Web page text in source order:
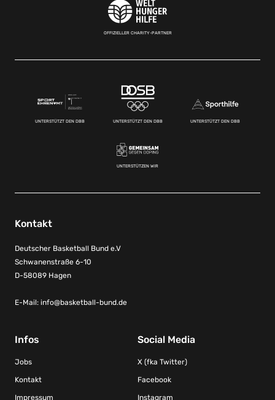
OFFIZIELLER CHARITY-PARTNER
UNTERSTÜTZT DEN DBB UNTERSTÜTZT DEN DBB UNTERSTÜTZT DEN DBB
UNTERSTÜTZEN WIR
Kontakt
Deutscher Basketball Bund e.V
Schwanenstraße 6-10
D-58089 Hagen
E-Mail: info@basketball-bund.de
Infos
Jobs
Kontakt
Impressum
Social Media
X (fka Twitter)
Facebook
Instagram